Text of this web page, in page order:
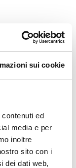
sui cookie
ed
media e per
inoltre
sito con i
dei dati web,